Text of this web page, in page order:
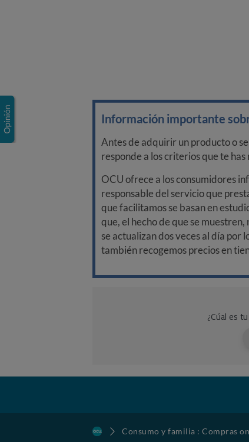
Información importante
Antes de adquirir un producto o
responde a los criterios que te
OCU ofrece a los consumidores
responsable del servicio que
que facilitamos se basan en
que, el hecho de que se
se actualizan dos veces al día por
también recogemos precios en
Consumo y familia : Compras